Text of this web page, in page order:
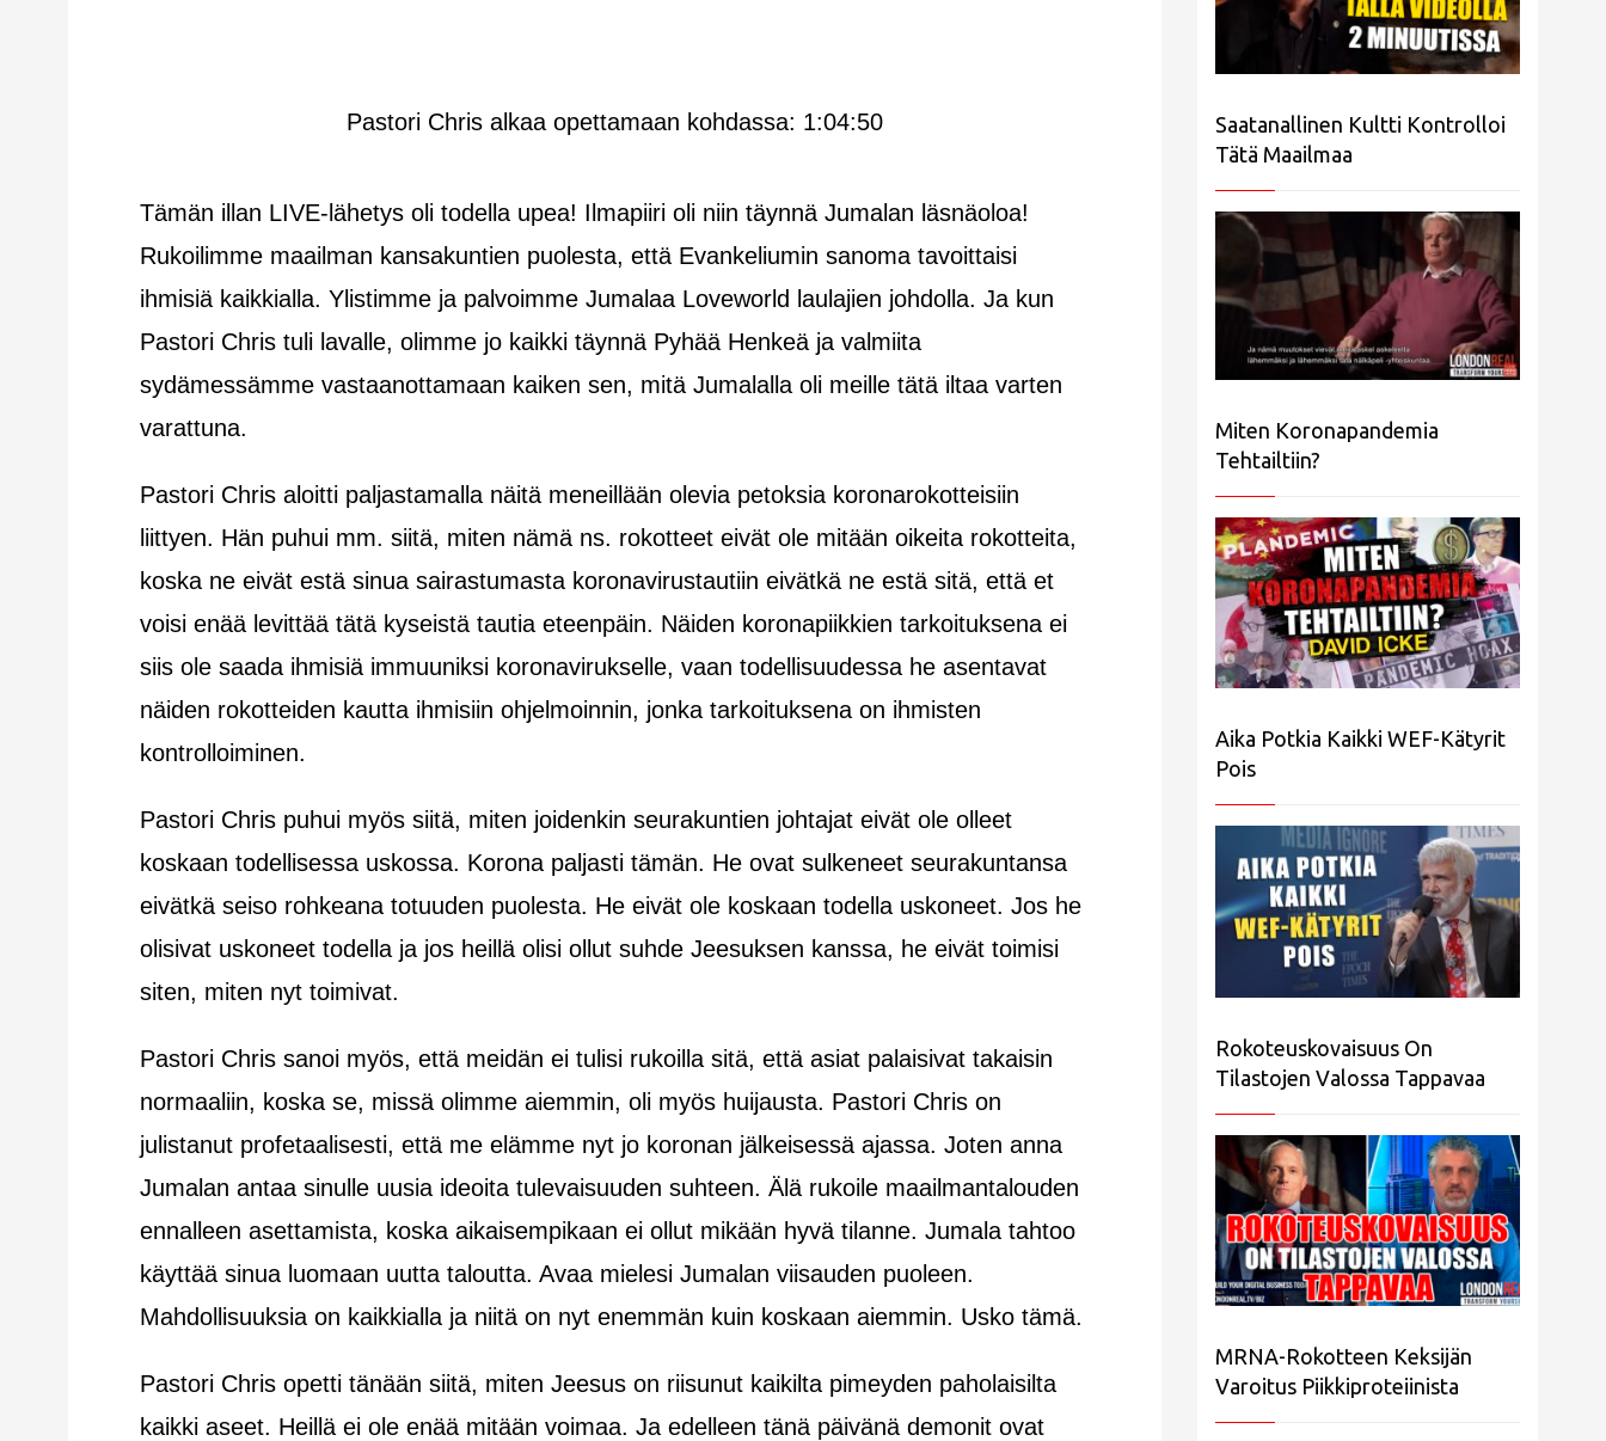
Pastori Chris alkaa opettamaan kohdassa: 1:04:50
Tämän illan LIVE-lähetys oli todella upea! Ilmapiiri oli niin täynnä Jumalan läsnäoloa!
Rukoilimme maailman kansakuntien puolesta, että Evankeliumin sanoma tavoittaisi
ihmisiä kaikkialla. Ylistimme ja palvoimme Jumalaa Loveworld laulajien johdolla. Ja kun
Pastori Chris tuli lavalle, olimme jo kaikki täynnä Pyhää Henkeä ja valmiita
sydämessämme vastaanottamaan kaiken sen, mitä Jumalalla oli meille tätä iltaa varten
varattuna.
Pastori Chris aloitti paljastamalla näitä meneillään olevia petoksia koronarokotteisiin
liittyen. Hän puhui mm. siitä, miten nämä ns. rokotteet eivät ole mitään oikeita rokotteita,
koska ne eivät estä sinua sairastumasta koronavirustautiin eivätkä ne estä sitä, että et
voisi enää levittää tätä kyseistä tautia eteenpäin. Näiden koronapiikkien tarkoituksena ei
siis ole saada ihmisiä immuuniksi koronavirukselle, vaan todellisuudessa he asentavat
näiden rokotteiden kautta ihmisiin ohjelmoinnin, jonka tarkoituksena on ihmisten
kontrolloiminen.
Pastori Chris puhui myös siitä, miten joidenkin seurakuntien johtajat eivät ole olleet
koskaan todellisessa uskossa. Korona paljasti tämän. He ovat sulkeneet seurakuntansa
eivätkä seiso rohkeana totuuden puolesta. He eivät ole koskaan todella uskoneet. Jos he
olisivat uskoneet todella ja jos heillä olisi ollut suhde Jeesuksen kanssa, he eivät toimisi
siten, miten nyt toimivat.
Pastori Chris sanoi myös, että meidän ei tulisi rukoilla sitä, että asiat palaisivat takaisin
normaaliin, koska se, missä olimme aiemmin, oli myös huijausta. Pastori Chris on
julistanut profetaalisesti, että me elämme nyt jo koronan jälkeisessä ajassa. Joten anna
Jumalan antaa sinulle uusia ideoita tulevaisuuden suhteen. Älä rukoile maailmantalouden
ennalleen asettamista, koska aikaisempikaan ei ollut mikään hyvä tilanne. Jumala tahtoo
käyttää sinua luomaan uutta taloutta. Avaa mielesi Jumalan viisauden puoleen.
Mahdollisuuksia on kaikkialla ja niitä on nyt enemmän kuin koskaan aiemmin. Usko tämä.
Pastori Chris opetti tänään siitä, miten Jeesus on riisunut kaikilta pimeyden paholaisilta
kaikki aseet. Heillä ei ole enää mitään voimaa. Ja edelleen tänä päivänä demonit ovat
Saatanallinen Kultti Kontrolloi
Tätä Maailmaa
Miten Koronapandemia
Tehtailtiin?
Aika Potkia Kaikki WEF-Kätyrit
Pois
Rokoteuskovaisuus On
Tilastojen Valossa Tappavaa
MRNA-Rokotteen Keksijän
Varoitus Piikkiproteiinista